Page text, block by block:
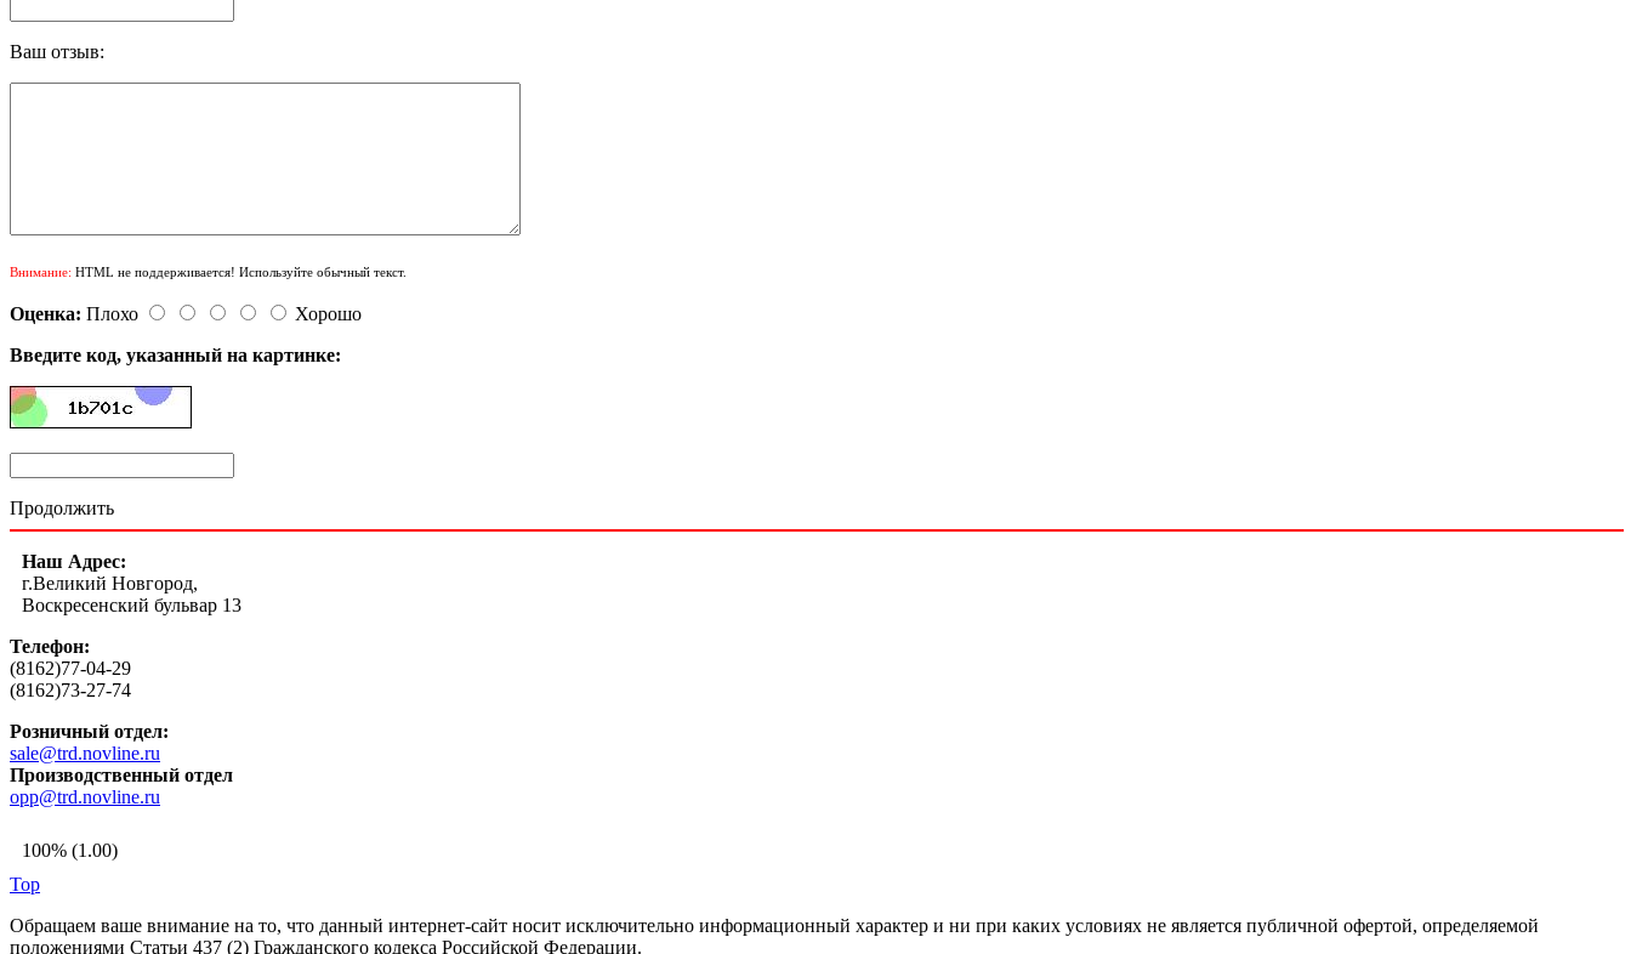
Ваш отзыв:
Внимание: HTML не поддерживается! Используйте обычный текст.
Оценка: Плохо
Хорошо
Введите код, указанный на картинке:
Продолжить
Наш Адрес:
г.Великий Новгород,
Воскресенский бульвар 13
Телефон:
(8162)77-04-29
(8162)73-27-74
Розничный отдел:
sale@trd.novline.ru
Производственный отдел
opp@trd.novline.ru
100% (1.00)
Top
Обращаем ваше внимание на то, что данный интернет-сайт носит исключительно информационный характер и ни при каких условиях не является публичной офертой, определяемой
положениями Статьи 437 (2) Гражданского кодекса Российской Федерации.